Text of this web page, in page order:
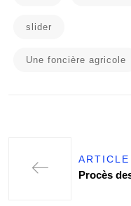
slider
Une foncière agricole
Procès